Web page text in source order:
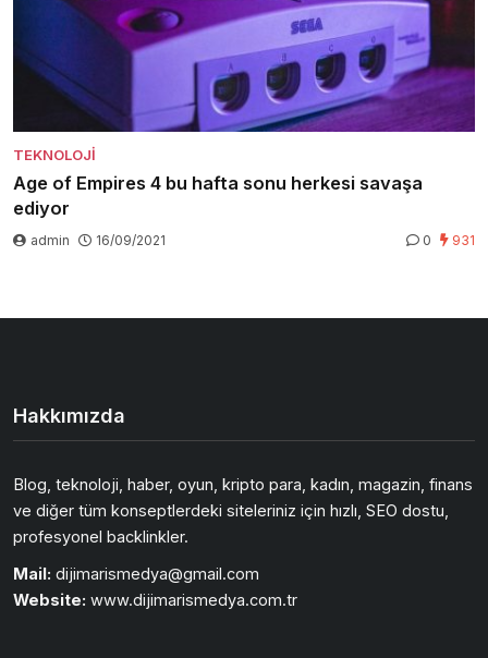
TEKNOLOJI
Age of Empires 4 bu hafta sonu herkesi savaşa
ediyor
admin 16/09/2021 0 931
Hakkımızda
Blog, teknoloji, haber, oyun, kripto para, kadın, magazin, finans
ve diğer tüm konseptlerdeki siteleriniz için hızlı, SEO dostu,
profesyonel backlinkler.
Mail: dijimarismedya@gmail.com
Website: www.dijimarismedya.com.tr